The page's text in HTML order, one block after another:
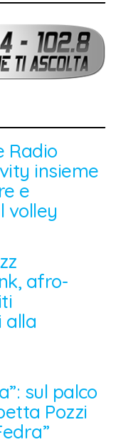
Radio
insieme
e
volley
afro-
alla
sul palco
Pozzi